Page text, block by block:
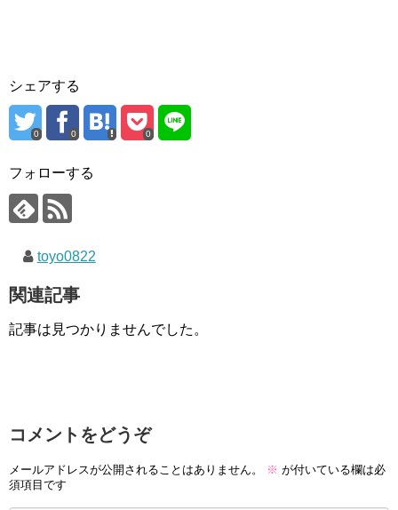
シェアする
0 0 0
フォローする
toyo0822
関連記事
記事は見つかりませんでした。
コメントをどうぞ
メールアドレスが公開されることはありません。 ※ が付いている欄は必
須項目です